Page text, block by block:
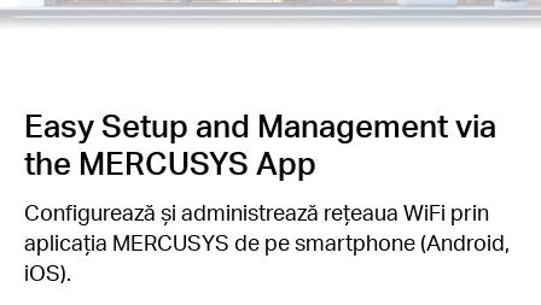
Easy Setup and Management via
the MERCUSYS App
Configurează și administrează rețeaua WiFi prin
aplicația MERCUSYS de pe smartphone (Android,
iOS).